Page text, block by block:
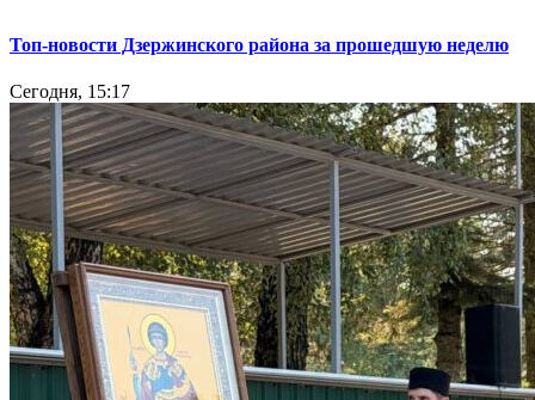
Топ-новости Дзержинского района за прошедшую неделю
Сегодня, 15:17